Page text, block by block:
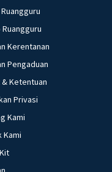
Kerentanan
Pengaduan
Ketentuan
Privasi
Kami
Kami